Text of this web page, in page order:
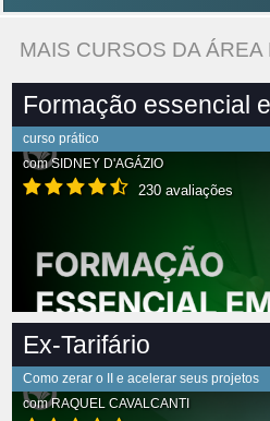
MAIS CURSOS DA ÁREA
Formação essencial
curso prático
comSIDNEY D'AGÁZIO
230 avaliações
Ex-Tarifário
Como zerar o II e acelerar seus projetos
comRAQUEL CAVALCANTI